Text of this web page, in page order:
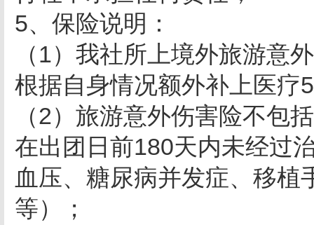
5、保险说明：
（1）我社所上境外旅游意
根据自身情况额外补上医疗
（2）旅游意外伤害险不包
在出团日前180天内未经过
血压、糖尿病并发症、移
等）；